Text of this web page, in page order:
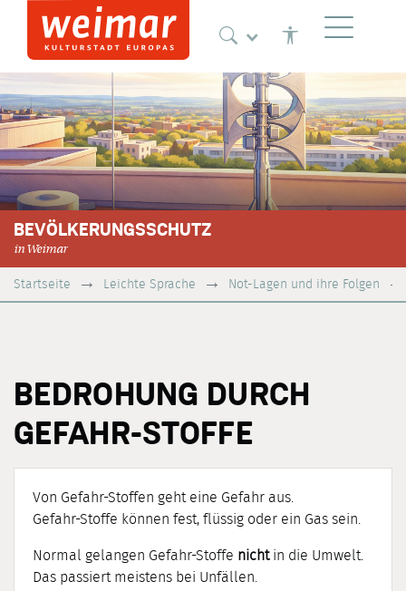
BEVÖLKERUNGSSCHUTZ
in Weimar
Startseite Leichte Sprache Not-Lagen und ihre Folgen
BEDROHUNG DURCH
GEFAHR-STOFFE
Von Gefahr-Stoffen geht eine Gefahr aus.
Gefahr-Stoffe können fest, flüssig oder ein Gas sein.
Normal gelangen Gefahr-Stoffe nichtin die Umwelt.
Das passiert meistens bei Unfällen.